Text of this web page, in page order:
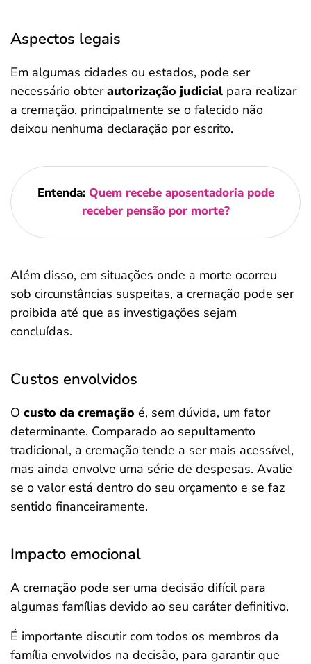
Aspectos legais
Em algumas cidades ou estados, pode ser
necessário obterautorização judicial para realizar
a cremação, principalmente se o falecido não
deixou nenhuma declaração por escrito.
Entenda: Quem recebe aposentadoria pode
receber pensão por morte?
Além disso, em situações onde a morte ocorreu
sob circunstâncias suspeitas, a cremação pode ser
proibida até que as investigações sejam
concluídas.
Custos envolvidos
O custo da cremação é, sem dúvida, um fator
determinante. Comparado ao sepultamento
tradicional, a cremação tende a ser mais acessível,
mas ainda envolve uma série de despesas. Avalie
se o valor está dentro do seu orçamento e se faz
sentido financeiramente.
Impacto emocional
A cremação pode ser uma decisão difícil para
algumas famílias devido ao seu caráter definitivo.
É importante discutir com todos os membros da
família envolvidos na decisão, para garantir que